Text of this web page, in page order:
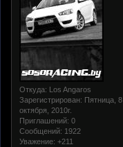
Откуда: Los Angaros
Зарегистрирован: Пятница, 8
октября, 2010г.
Приглашений: 0
Сообщений: 1922
Уважение: +211